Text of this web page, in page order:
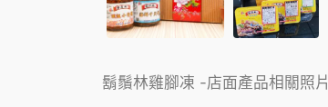
鬍鬚林雞腳凍 -店面產品相關照片